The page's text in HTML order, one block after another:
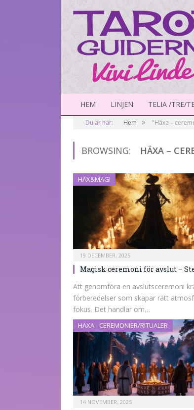
HEM LINJEN TELIA /TRE/
Du är här: Hem » "Häxa –
BROWSING: HÄXA –
HÄX&MAGI
19 DECEMBER, 2025
Magisk ceremoni för avslut –
Att genomföra en avslutsceremoni
förberedelser som skapar rätt
fokus. Det handlar om…
HÄXA - CEREMONIER/RITUALER
14 NOVEMBER, 2025